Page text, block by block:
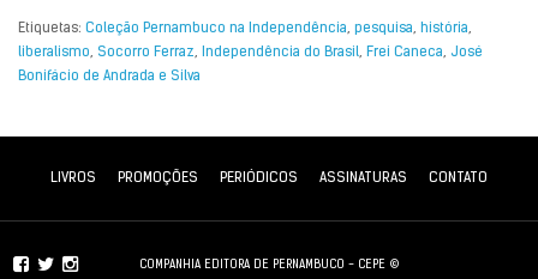
Etiquetas: Coleção Pernambuco na Independência, pesquisa, história,
liberalismo, Socorro Ferraz, Independência do Brasil, Frei Caneca, José
Bonifácio de Andrada e Silva
LIVROS PROMOÇÕES PERIÓDICOS ASSINATURAS CONTATO
COMPANHIA EDITORA DE PERNAMBUCO - CEPE ©